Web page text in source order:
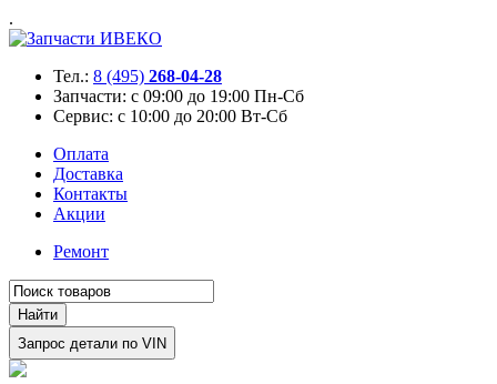
.
Тел.: 8 (495) 268-04-28
Запчасти: с 09:00 до 19:00 Пн-Сб
Сервис: с 10:00 до 20:00 Вт-Сб
Оплата
Доставка
Контакты
Акции
Ремонт